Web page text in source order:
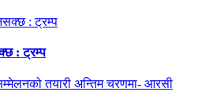
: ट्रम्प